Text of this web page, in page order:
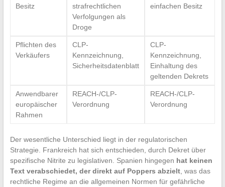
Besitz
strafrechtlichen
Verfolgungen als
Droge
einfachen Besitz
Pflichten des
Verkäufers
CLP-
Kennzeichnung,
Sicherheitsdatenblatt
CLP-
Kennzeichnung,
Einhaltung des
geltenden Dekrets
Anwendbarer
europäischer
Rahmen
REACH-/CLP-
Verordnung
REACH-/CLP-
Verordnung
Der wesentliche Unterschied liegt in der regulatorischen
Strategie. Frankreich hat sich entschieden, durch Dekret über
spezifische Nitrite zu legislativen. Spanien hingegen hat keinen
Text verabschiedet, der direkt auf Poppers abzielt, was das
rechtliche Regime an die allgemeinen Normen für gefährliche